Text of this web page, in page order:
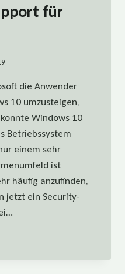
für
die Anwender
10 umzusteigen,
Windows 10
Betriebssystem
einem sehr
ist
häufig anzufinden,
jetzt ein Security-